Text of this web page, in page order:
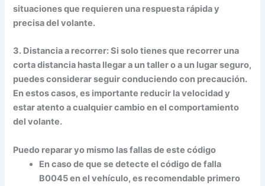
situaciones que requieren una respuesta rápida y
precisa del volante.
3. Distancia a recorrer: Si solo tienes que recorrer una
corta distancia hasta llegar a un taller o a un lugar seguro,
puedes considerar seguir conduciendo con precaución.
En estos casos, es importante reducir la velocidad y
estar atento a cualquier cambio en el comportamiento
del volante.
Puedo reparar yo mismo las fallas de este código
En caso de que se detecte el código de falla
B0045 en el vehículo, es recomendable primero